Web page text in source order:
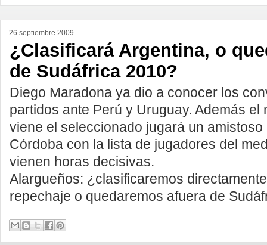
26 septiembre 2009
¿Clasificará Argentina, o
de Sudáfrica 2010?
Diego Maradona ya dio a conocer los
partidos ante Perú y Uruguay. Además el
viene el seleccionado jugará un
Córdoba con la lista de jugadores del
vienen horas decisivas.
Alargueños: ¿clasificaremos
repechaje o quedaremos afuera de